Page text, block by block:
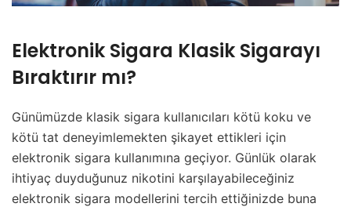
Elektronik Sigara Klasik Sigarayı
Bıraktırır mı?
Günümüzde klasik sigara kullanıcıları kötü koku ve
kötü tat deneyimlemekten şikayet ettikleri için
elektronik sigara kullanımına geçiyor. Günlük olarak
ihtiyaç duyduğunuz nikotini karşılayabileceğiniz
elektronik sigara modellerini tercih ettiğinizde buna